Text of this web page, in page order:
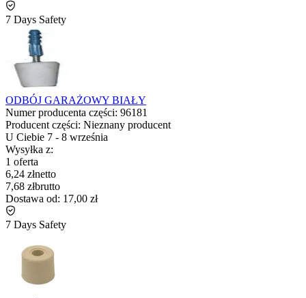
7 Days Safety
ODBÓJ GARAŻOWY BIAŁY
Numer producenta części: 96181
Producent części: Nieznany producent
U Ciebie 7 - 8 września
Wysyłka z:
1 oferta
6,24 złnetto
7,68 złbrutto
Dostawa od: 17,00 zł
7 Days Safety